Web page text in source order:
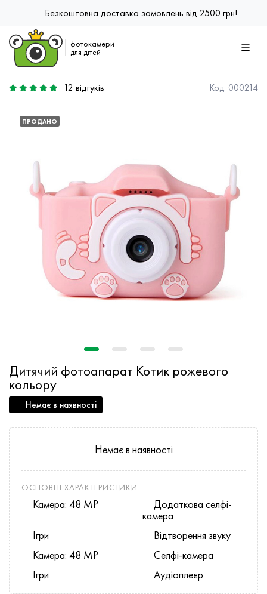
Безкоштовна доставка замовлень від 2500 грн!
фотокамери
для дітей
12 відгуків Код: 000214
ПРОДАНО
Дитячий фотоапарат Котик рожевого
кольору
Немає в наявності
Немає в наявності
ОСНОВНІ ХАРАКТЕРИСТИКИ:
Камера: 48 MP
Додаткова селфі-
камера
Ігри
Відтворення звуку
Камера: 48 MP
Селфі-камера
Ігри
Аудіоплеєр